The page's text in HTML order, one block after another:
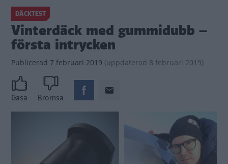
DÄCKTEST
Vinterdäck med gummidubb –
första intrycken
Publicerad 7 februari 2019 (uppdaterad 8 februari 2019)
Gasa Bromsa